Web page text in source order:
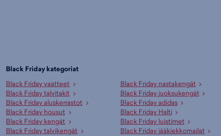
Black Friday kategoriat
Black Friday vaatteet
Black Friday talvitakit
Black Friday aluskerrastot
Black Friday housut
Black Friday kengät
Black Friday talvikengät
Black Friday nastakengät
Black Friday juoksukengät
Black Friday adidas
Black Friday Halti
Black Friday luistimet
Black Friday jääkiekkomailat